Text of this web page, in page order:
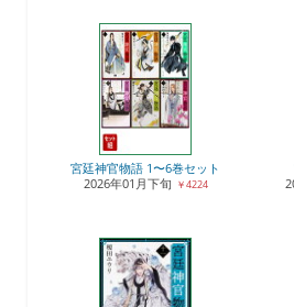
宮廷神官物語 1〜6巻セット
2026年01月下旬 ￥4224